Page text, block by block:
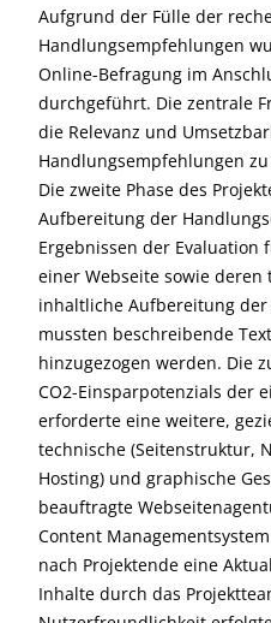
Aufgrund der Fülle der
Handlungsempfehlungen
Online-Befragung im
durchgeführt. Die zentrale
die Relevanz und
Handlungsempfehlungen
Die zweite Phase des
Aufbereitung der
Ergebnissen der
einer Webseite sowie deren
inhaltliche Aufbereitung
mussten beschreibende
hinzugezogen werden. Die
CO2-Einsparpotenzials der
erforderte eine weitere,
technische (Seitenstruktur,
Hosting) und graphische
beauftragte
Content
nach Projektende eine
Inhalte durch das